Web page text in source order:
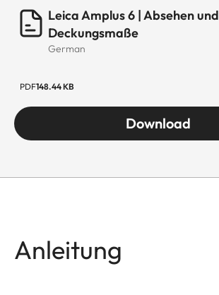
Leica Amplus 6 | Absehen und
Deckungsmaße
German
PDF148.44 KB
Download
Anleitung